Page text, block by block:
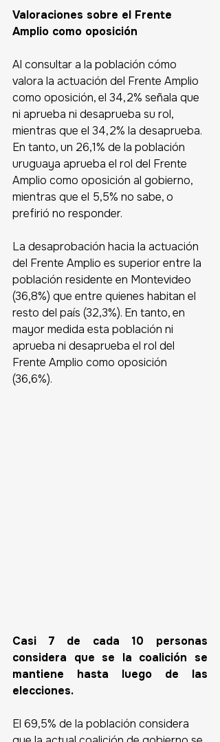
Valoraciones sobre el Frente
Amplio como oposición
Al consultar a la población cómo
valora la actuación del Frente Amplio
como oposición, el 34,2% señala que
ni aprueba ni desaprueba su rol,
mientras que el 34,2% la desaprueba.
En tanto, un 26,1% de la población
uruguaya aprueba el rol del Frente
Amplio como oposición al gobierno,
mientras que el 5,5% no sabe, o
prefirió no responder.
La desaprobación hacia la actuación
del Frente Amplio es superior entre la
población residente en Montevideo
(36,8%) que entre quienes habitan el
resto del país (32,3%). En tanto, en
mayor medida esta población ni
aprueba ni desaprueba el rol del
Frente Amplio como oposición
(36,6%).
Casi 7 de cada 10 personas
considera que se la coalición se
mantiene hasta luego de las
elecciones.
El 69,5% de la población considera